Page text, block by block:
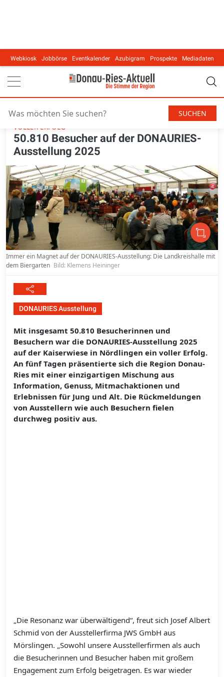
Main navigation
Webkiosk Jobbörse Eventkalender Azubigram Prospekte Mediadaten
Nördlingen
6. Oktober 2025, 10:30
VOLLER ERFOLG
50.810 Besucher auf der DONAURIES-
Ausstellung 2025
Immer ein Magnet auf der DONAURIES-Ausstellung: Die Landkreishalle mit
dem Biergarten Bild: Klemens Heininger
DONAURIES Ausstellung
Mit insgesamt 50.810 Besucherinnen und
Besuchern war die DONAURIES-Ausstellung 2025
auf der Kaiserwiese in Nördlingen ein voller Erfolg.
An fünf Tagen präsentierte sich die Region Donau-
Ries mit einer einzigartigen Mischung aus
Information, Genuss, Mitmachaktionen und
Erlebnissen für Jung und Alt. Die Rückmeldungen
von Ausstellern wie auch Besuchern fielen
durchweg positiv aus.
„Die Resonanz war überwältigend“, freut sich Josef Albert
Schmid von der Ausstellerfirma JWS GmbH aus
Mörslingen. „Sowohl unsere Ausstellerfirmen als auch
die Besucherinnen und Besucher haben mit großem
Engagement zum Erfolg beigetragen. Es war wieder